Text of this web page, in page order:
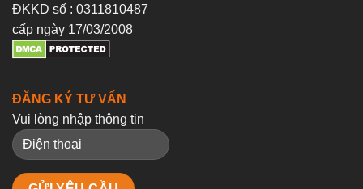
ĐKKD số : 0311810487
cấp ngày 17/03/2008
ĐĂNG KÝ TƯ VẤN
Vui lòng nhập thông tin